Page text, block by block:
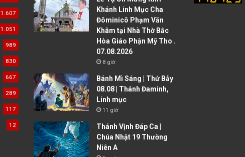
p
1.607
1.051
989
830
667
289
117
12
Khánh Linh Mục Cha
Đôminicô Phạm Văn
Khâm tại Nhà Thờ Bắc
Hòa Giáo Phận Mỹ Tho .
07.08.2026
8 giờ
Bánh Mì Sáng | Thứ Bảy
08.08 | Thánh Đaminh,
Linh mục
11 giờ
Thánh Vịnh Đáp Ca |
Chúa Nhật 19 Thường
Niên A